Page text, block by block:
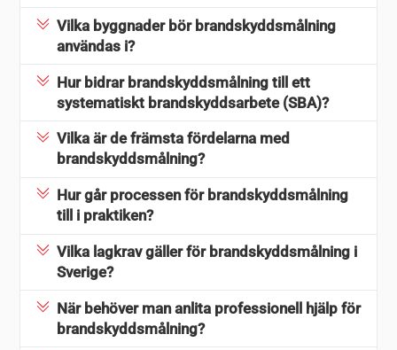
Vilka byggnader bör brandskyddsmålning
användas i?
Hur bidrar brandskyddsmålning till ett
systematiskt brandskyddsarbete (SBA)?
Vilka är de främsta fördelarna med
brandskyddsmålning?
Hur går processen för brandskyddsmålning
till i praktiken?
Vilka lagkrav gäller för brandskyddsmålning i
Sverige?
När behöver man anlita professionell hjälp för
brandskyddsmålning?